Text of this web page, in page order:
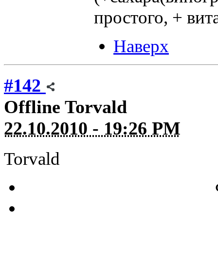
простого, +
Наверх
#142
Offline Torvald
22.10.2010 - 19:26 PM
Torvald